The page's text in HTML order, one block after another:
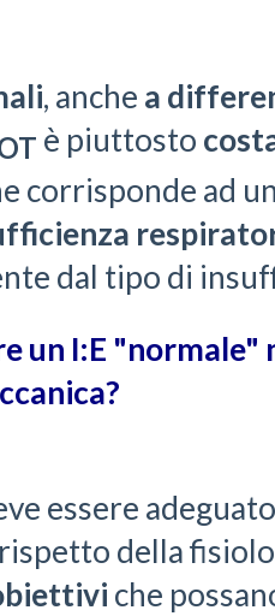
, anche a
è piuttosto
corrisponde ad
dal tipo di
un I:E
essere
della
che